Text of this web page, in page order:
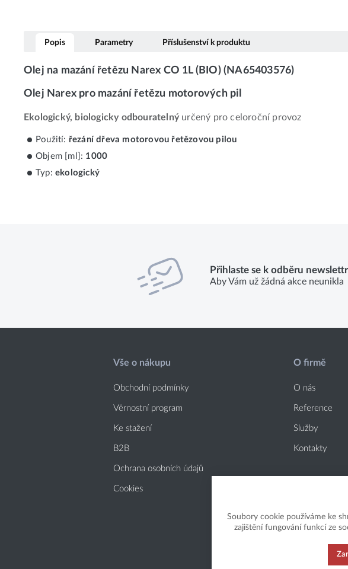
Popis Parametry Příslušenství k produktu
Olej na mazání řetězu Narex CO 1L (BIO) (NA65403576)
Olej Narex pro mazání řetězu motorových pil
Ekologický, biologicky odbouratelný určený pro celoroční provoz
Použití: řezání dřeva motorovou řetězovou pilou
Objem [ml]: 1000
Typ: ekologický
Přihlaste se k odběru
Aby Vám už žádná akce neunikla
Vše o nákupu
Obchodní podmínky
Věrnostní program
Ke stažení
B2B
Ochrana osobních údajů
Cookies
O firmě
O nás
Reference
Služby
Kontakty
Soubory cookie používáme ke
zajištění fungování funkcí ze